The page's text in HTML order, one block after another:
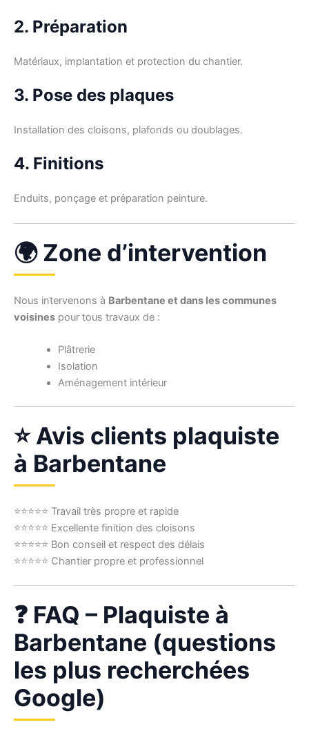
2. Préparation
Matériaux, implantation et protection du chantier.
3. Pose des plaques
Installation des cloisons, plafonds ou doublages.
4. Finitions
Enduits, ponçage et préparation peinture.
🌍 Zone d’intervention
Nous intervenons à Barbentane et dans les communes
voisines pour tous travaux de :
Plâtrerie
Isolation
Aménagement intérieur
⭐ Avis clients plaquiste
à Barbentane
⭐⭐⭐⭐⭐ Travail très propre et rapide
⭐⭐⭐⭐⭐ Excellente finition des cloisons
⭐⭐⭐⭐⭐ Bon conseil et respect des délais
⭐⭐⭐⭐⭐ Chantier propre et professionnel
❓ FAQ – Plaquiste à
Barbentane (questions
les plus recherchées
Google)